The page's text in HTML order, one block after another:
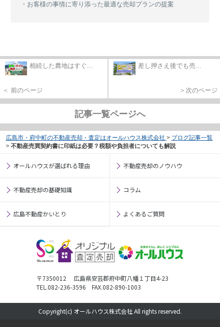
・お客様の事情に寄り添った最適な売却プランの提案
相続した農地はすぐ...
＜ 前のページ
差し押さえ後でも売...
＞次のページ
記事一覧ページへ
広島市・府中町の不動産売却・査定はオールハウス株式会社 > ブログ記事一覧
> 不動産売買契約書に印紙は必要？税額や負担者についても解説
オールハウスが選ばれる理由 不動産売却のノウハウ
不動産売却の基礎知識 コラム
広島不動産かいとり よくあるご質問
〒7350012 広島県安芸郡府中町八幡１丁目4-23
TEL.082-236-3596 FAX.082-890-1003
Copyright(c) オールハウス株式会社 All rights reserved.